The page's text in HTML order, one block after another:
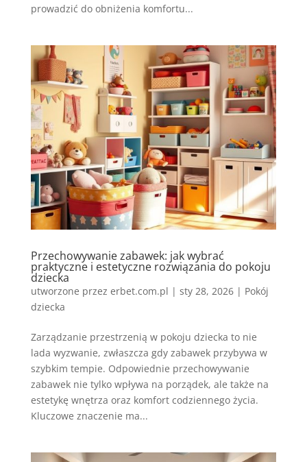
prowadzić do obniżenia komfortu...
Przechowywanie zabawek: jak wybrać
praktyczne i estetyczne rozwiązania do pokoju
dziecka
utworzone przez erbet.com.pl | sty 28, 2026| Pokój
dziecka
Zarządzanie przestrzenią w pokoju dziecka to nie
lada wyzwanie, zwłaszcza gdy zabawek przybywa w
szybkim tempie. Odpowiednie przechowywanie
zabawek nie tylko wpływa na porządek, ale także na
estetykę wnętrza oraz komfort codziennego życia.
Kluczowe znaczenie ma...